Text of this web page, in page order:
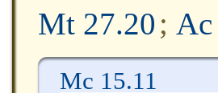
Mt 27.20;
Mc 15.11